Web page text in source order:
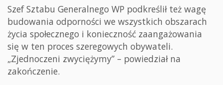
Szef Sztabu Generalnego WP podkreślił też wagę
budowania odporności we wszystkich obszarach
życia społecznego i konieczność zaangażowania
się w ten proces szeregowych obywateli.
„Zjednoczeni zwyciężymy” – powiedział na
zakończenie.